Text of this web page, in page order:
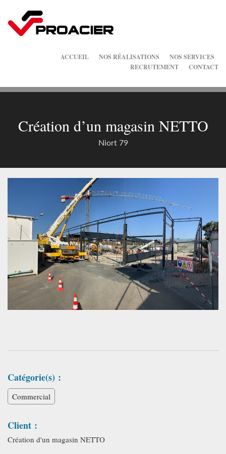
ACCUEIL NOS RÉALISATIONS
NOS SERVICES
RECRUTEMENT
CONTACT
Création d’un magasin NETTO
Niort 79
Catégorie(s) :
Commercial
Client :
Création d'un magasin NETTO